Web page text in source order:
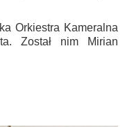
Orkiestra Kameralna
Został nim Mirian